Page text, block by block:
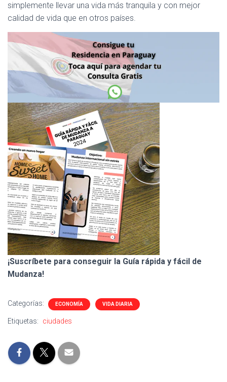
simplemente llevar una vida más tranquila y con mejor
calidad de vida que en otros países.
¡Suscríbete para conseguir la Guía rápida y fácil de
Mudanza!
Categorías: ECONOMÍA VIDA DIARIA
Etiquetas: ciudades